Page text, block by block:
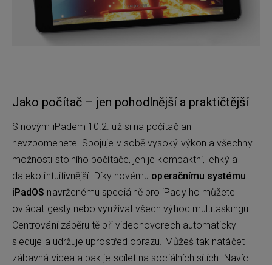
Jako počítač – jen pohodlnější a praktičtější
S novým iPadem 10.2. už si na počítač ani
nevzpomenete. Spojuje v sobě vysoký výkon a všechny
možnosti stolního počítače, jen je kompaktní, lehký a
daleko intuitivnější. Díky novému operačnímu systému
iPadOS navrženému speciálně pro iPady ho můžete
ovládat gesty nebo využívat všech výhod multitaskingu.
Centrování záběru tě při videohovorech automaticky
sleduje a udržuje uprostřed obrazu. Můžeš tak natáčet
zábavná videa a pak je sdílet na sociálních sítích. Navíc